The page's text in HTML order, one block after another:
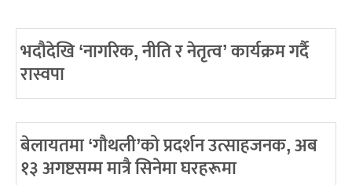
भदौदेखि ‘नागरिक, नीति र नेतृत्व’ कार्यक्रम गर्दै
रास्वपा
बेलायतमा ‘गौथली’को प्रदर्शन उत्साहजनक, अब
१३ अगष्टसम्म मात्रै सिनेमा घरहरूमा